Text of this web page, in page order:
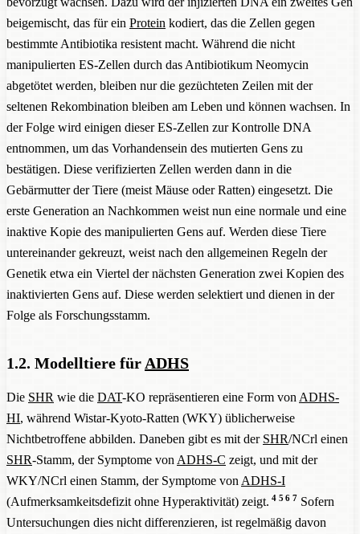
beigemischt, das für ein Protein kodiert, das die Zellen gegen
bestimmte Antibiotika resistent macht. Während die nicht
manipulierten ES-Zellen durch das Antibiotikum Neomycin
abgetötet werden, bleiben nur die gezüchteten Zeilen mit der
seltenen Rekombination bleiben am Leben und können wachsen. In
der Folge wird einigen dieser ES-Zellen zur Kontrolle DNA
entnommen, um das Vorhandensein des mutierten Gens zu
bestätigen. Diese verifizierten Zellen werden dann in die
Gebärmutter der Tiere (meist Mäuse oder Ratten) eingesetzt. Die
erste Generation an Nachkommen weist nun eine normale und eine
inaktive Kopie des manipulierten Gens auf. Werden diese Tiere
untereinander gekreuzt, weist nach den allgemeinen Regeln der
Genetik etwa ein Viertel der nächsten Generation zwei Kopien des
inaktivierten Gens auf. Diese werden selektiert und dienen in der
Folge als Forschungsstamm.
1.2. Modelltiere für ADHS
Die SHR wie die DAT-KO repräsentieren eine Form von ADHS-
HI, während Wistar-Kyoto-Ratten (WKY) üblicherweise
Nichtbetroffene abbilden. Daneben gibt es mit der SHR/NCrl einen
SHR-Stamm, der Symptome von ADHS-C zeigt, und mit der
WKY/NCrl einen Stamm, der Symptome von ADHS-I
(Aufmerksamkeitsdefizit ohne Hyperaktivität) zeigt. 4 5 6 7 Sofern
Untersuchungen dies nicht differenzieren, ist regelmäßig davon